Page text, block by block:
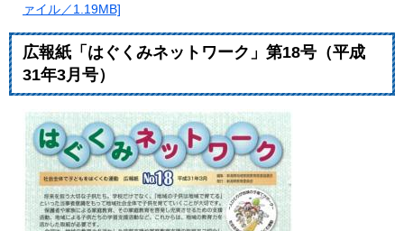
ァイル／1.19MB]
広報紙「はぐくみネットワーク」第18号（平成
31年3月号）